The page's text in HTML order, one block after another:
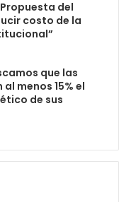
del
costo de la
que las
menos 15% el
de sus